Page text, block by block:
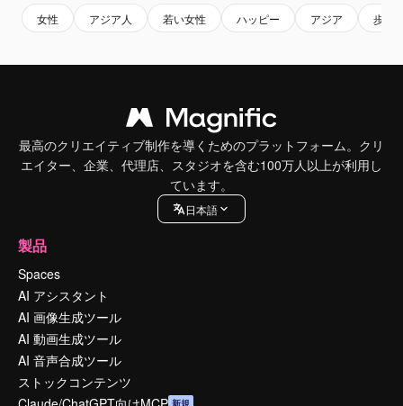
女性 アジア人 若い女性 ハッピー アジア 歩く
最高のクリエイティブ制作を導くためのプラットフォーム。クリ
エイター、企業、代理店、スタジオを含む100万人以上が利用し
ています。
日本語
製品
Spaces
AI アシスタント
AI 画像生成ツール
AI 動画生成ツール
AI 音声合成ツール
ストックコンテンツ
新規